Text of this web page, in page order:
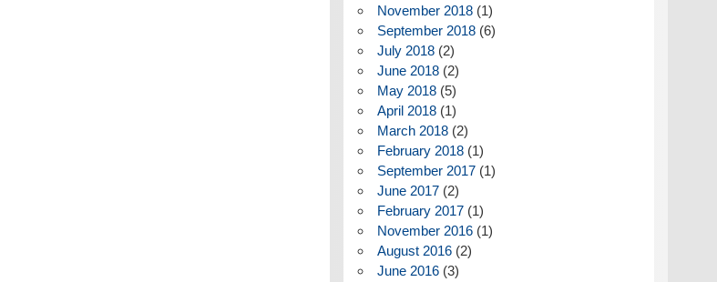
November 2018(1)
September 2018(6)
July 2018(2)
June 2018(2)
May 2018(5)
April 2018(1)
March 2018(2)
February 2018(1)
September 2017(1)
June 2017(2)
February 2017(1)
November 2016(1)
August 2016(2)
June 2016(3)